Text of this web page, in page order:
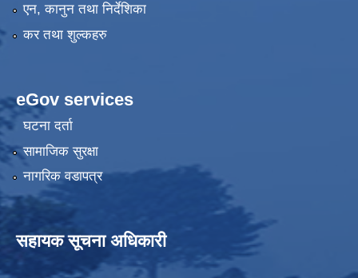
एन, कानुन तथा निर्देशिका
कर तथा शुल्कहरु
eGov services
घटना दर्ता
सामाजिक सुरक्षा
नागरिक वडापत्र
सहायक सूचना अधिकारी